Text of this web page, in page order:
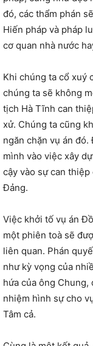
đó, các thẩm phán
Hiến pháp và pháp
cơ quan nhà nước
Khi chúng ta cổ xuý
chúng ta sẽ không
tịch Hà Tĩnh can
xử. Chúng ta cũng
ngăn chặn vụ án
mình vào việc xây
cậy vào sự can
Đảng.
Việc khởi tố vụ án
một phiên toà sẽ
liên quan. Phán
như kỳ vọng của
hứa của ông
nhiệm hình sự cho
Tâm cả.